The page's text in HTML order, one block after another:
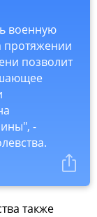
военную
протяжении
позволит
-
также